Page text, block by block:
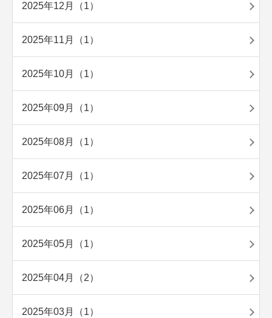
2025年12月（1）
2025年11月（1）
2025年10月（1）
2025年09月（1）
2025年08月（1）
2025年07月（1）
2025年06月（1）
2025年05月（1）
2025年04月（2）
2025年03月（1）